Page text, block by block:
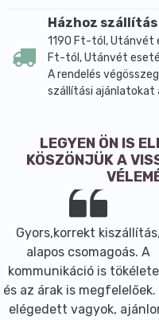
Házhoz szállítás
1190 Ft-tól, Utánvét
Ft-tól, Utánvét
A rendelés
szállítási ajánlatokat
LEGYEN ÖN IS
KÖSZÖNJÜK A
Gyors,korrekt kiszállítás,
alapos csomagoás. A
kommunikáció is
és az árak is megfelelőek.
elégedett vagyok,